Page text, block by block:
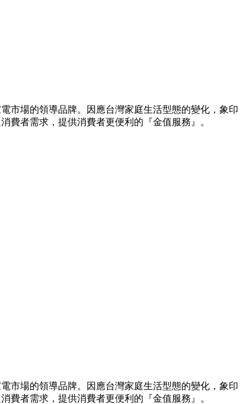
市場的領導品牌。因應台灣家庭生活型態的變化，象印
費者需求，提供消費者更便利的『金值服務』。
市場的領導品牌。因應台灣家庭生活型態的變化，象印
費者需求，提供消費者更便利的『金值服務』。